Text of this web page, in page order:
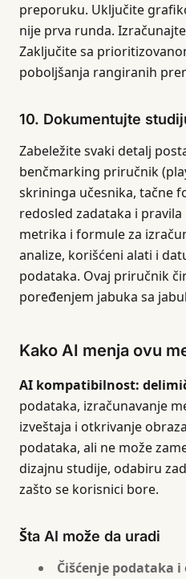
preporuku. Uključite
nije prva runda.
Zaključite sa
poboljšanja rangiranih
10. Dokumentujte
Zabeležite svaki detalj
benčmarking priručnik
skrininga učesnika, tačne
redosled zadataka i
metrika i formule za
analize, korišćeni alati i
podataka. Ovaj priručnik
poređenjem jabuka sa
Kako AI menja ovu
AI kompatibilnost:
podataka, izračunavanje
izveštaja i otkrivanje
podataka, ali ne može
dizajnu studije, odabiru
zašto se korisnici bore.
Šta AI može da uradi
Čišćenje podataka